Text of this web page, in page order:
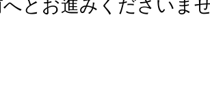
へとお進みくださいま